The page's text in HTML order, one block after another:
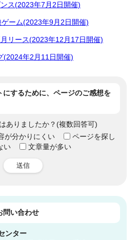
ス(2023年7月2日開催)
ーム(2023年9月2日開催)
リース(2023年12月17日開催)
(2024年2月11日開催)
にするために、ページのご感想を
ありましたか？(複数回答可)
が分かりにくい
ページを探し
い 文章量が多い
送信
問い合わせ
ンター